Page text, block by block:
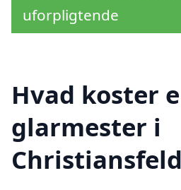
uforpligtende
Hvad koster
glarmester i